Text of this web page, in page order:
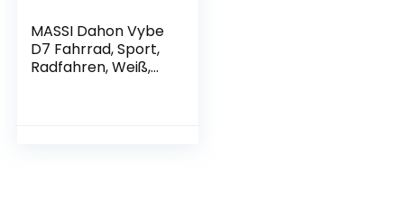
MASSI Dahon Vybe
D7 Fahrrad, Sport,
Radfahren, Weiß,